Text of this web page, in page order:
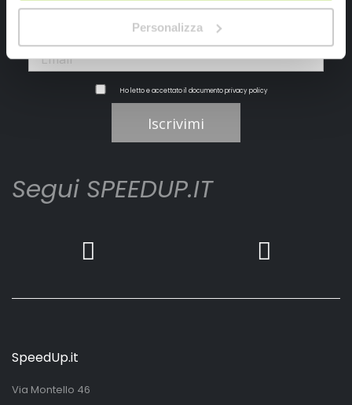
Personalizza
Ho letto e accettato il documentoprivacy policy
Iscrivimi
Segui SPEEDUP.IT
SpeedUp.it
Via Montello 46